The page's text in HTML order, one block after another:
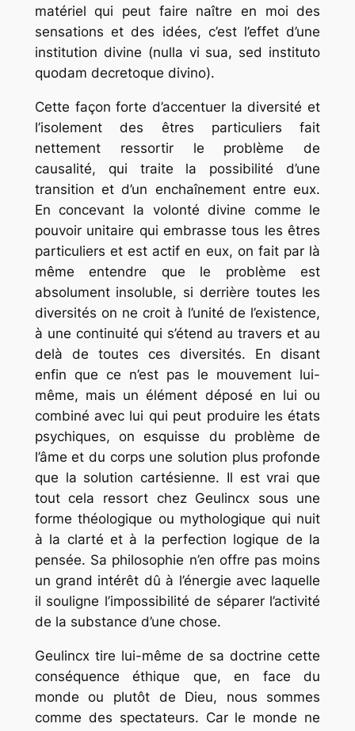
matériel qui peut faire naître en moi des
sensations et des idées, c’est l’effet d’une
institution divine (nulla vi sua, sed instituto
quodam decretoque divino).
Cette façon forte d’accentuer la diversité et
l’isolement des êtres particuliers fait
nettement ressortir le problème de
causalité, qui traite la possibilité d’une
transition et d’un enchaînement entre eux.
En concevant la volonté divine comme le
pouvoir unitaire qui embrasse tous les êtres
particuliers et est actif en eux, on fait par là
même entendre que le problème est
absolument insoluble, si derrière toutes les
diversités on ne croit à l’unité de l’existence,
à une continuité qui s’étend au travers et au
delà de toutes ces diversités. En disant
enfin que ce n’est pas le mouvement lui-
même, mais un élément déposé en lui ou
combiné avec lui qui peut produire les états
psychiques, on esquisse du problème de
l’âme et du corps une solution plus profonde
que la solution cartésienne. Il est vrai que
tout cela ressort chez Geulincx sous une
forme théologique ou mythologique qui nuit
à la clarté et à la perfection logique de la
pensée. Sa philosophie n’en offre pas moins
un grand intérêt dû à l’énergie avec laquelle
il souligne l’impossibilité de séparer l’activité
de la substance d’une chose.
Geulincx tire lui-même de sa doctrine cette
conséquence éthique que, en face du
monde ou plutôt de Dieu, nous sommes
comme des spectateurs. Car le monde ne